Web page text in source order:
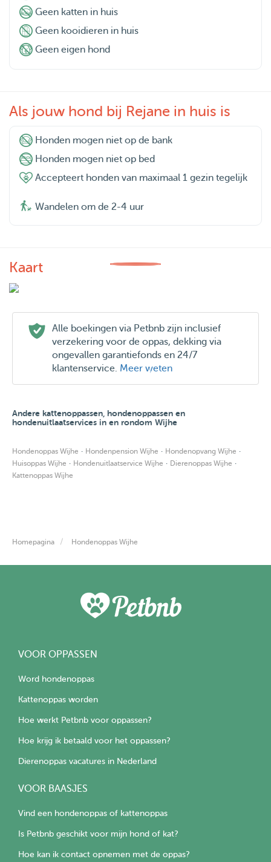
Geen katten in huis
Geen kooidieren in huis
Geen eigen hond
Als jouw hond bij Rejane in huis is
Honden mogen niet op de bank
Honden mogen niet op bed
Accepteert honden van maximaal 1 gezin tegelijk
Wandelen om de 2-4 uur
Kaart
Alle boekingen via Petbnb zijn inclusief
verzekering voor de oppas, dekking via
ongevallen garantiefonds en 24/7
klantenservice. Meer weten
Andere kattenoppassen, hondenoppassen en
hondenuitlaatservices in en rondom Wijhe
Hondenoppas Wijhe · Hondenpension Wijhe · Hondenopvang Wijhe ·
Huisoppas Wijhe · Hondenuitlaatservice Wijhe · Dierenoppas Wijhe ·
Kattenoppas Wijhe
Homepagina Hondenoppas Wijhe
VOOR OPPASSEN
Word hondenoppas
Kattenoppas worden
Hoe werkt Petbnb voor oppassen?
Hoe krijg ik betaald voor het oppassen?
Dierenoppas vacatures in Nederland
VOOR BAASJES
Vind een hondenoppas of kattenoppas
Is Petbnb geschikt voor mijn hond of kat?
Hoe kan ik contact opnemen met de oppas?